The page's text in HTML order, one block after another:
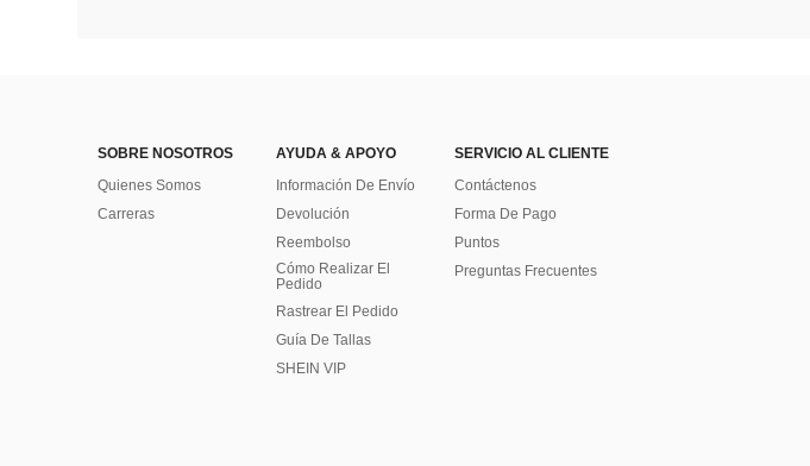
SOBRE NOSOTROS
Quienes Somos
Carreras
AYUDA & APOYO
Información De Envío
Devolución
Reembolso
Cómo Realizar El
Pedido
Rastrear El Pedido
Guía De Tallas
SHEIN VIP
SERVICIO AL CLIENTE
Contáctenos
Forma De Pago
Puntos
Preguntas Frecuentes